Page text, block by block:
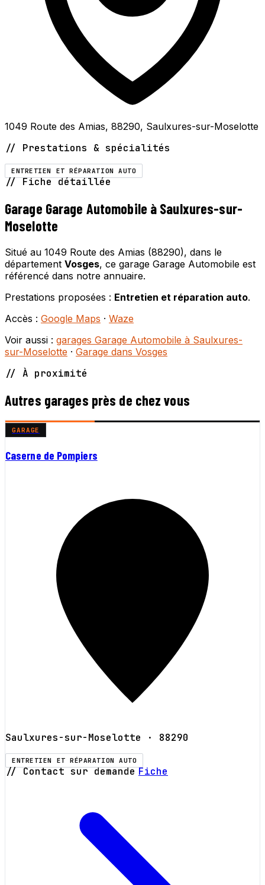
1049 Route des Amias, 88290, Saulxures-sur-Moselotte
// Prestations & spécialités
ENTRETIEN ET RÉPARATION AUTO
// Fiche détaillée
Garage Garage Automobile à Saulxures-sur-
Moselotte
Situé au 1049 Route des Amias (88290), dans le
département Vosges, ce garage Garage Automobile est
référencé dans notre annuaire.
Prestations proposées : Entretien et réparation auto.
Accès : Google Maps · Waze
Voir aussi : garages Garage Automobile à Saulxures-
sur-Moselotte · Garage dans Vosges
// À proximité
Autres garages près de chez vous
GARAGE
Caserne de Pompiers
Saulxures-sur-Moselotte · 88290
ENTRETIEN ET RÉPARATION AUTO
// Contact sur demande Fiche